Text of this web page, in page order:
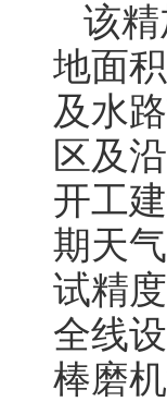
该
地面
及水
区及
开工
期天
试精
全线
棒磨